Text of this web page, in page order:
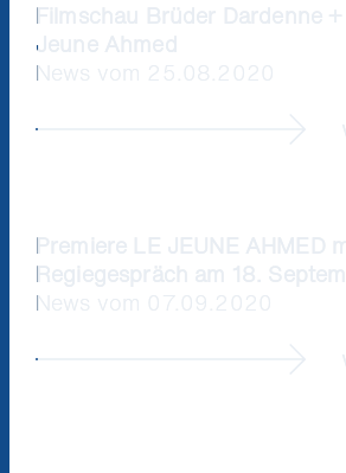
Filmschau Brüder Dardenne +
Jeune Ahmed
News vom 25.08.2020
Premiere LE JEUNE AHMED
Regiegespräch am 18.
News vom 07.09.2020